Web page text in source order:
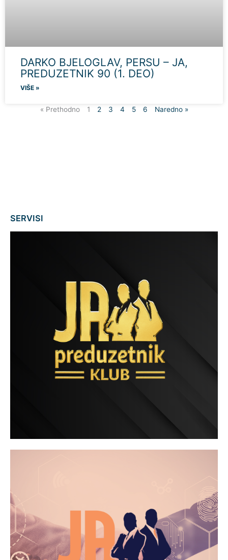
DARKO BJELOGLAV, PERSU – JA,
PREDUZETNIK 90 (1. DEO)
VIŠE »
« Prethodno 1 2 3 4 5 6 Naredno »
SERVISI